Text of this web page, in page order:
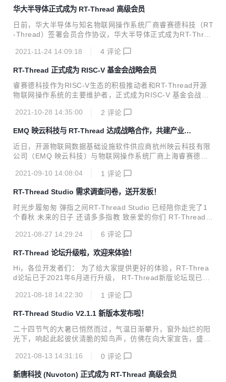
出贡献。
华大半导体正式成为 RT-Thread 高级会员
日前，华大半导体与知名物联网操作系统厂商睿赛德科技（RT
-Thread）签署会员合作协议，华大半导体正式成为RT-Threa
操作系统，深度合作、充分发挥各自优势，在生态建设、RT-
供更具本土化特色的软硬一体产品选择和优质的配套工具支
持。 华大MCU面向物联网、家电、工业、汽车等领域，专注
于核心智能控制芯片的设计，为客户提供“静、动、智、车”4
套系统及解决方案。华大MCU的三大硬核竞争力是极致的超低
2021-11-24 14:09:18 4 评论
RT-Thread 正式成为 RISC-V 基金会战略会员
睿赛德科技作为RISC-V生态的积极推动者和RT-Thread开源
物联网操作系统的主要维护者，正式成为RISC-V 基金会战略
V伙伴一起，共同促进RISC-V生态建设，为全球RISC-V生态
来越多的企业加入RISC-V生态，我们非常高兴看到像RT-Thr
ead这样的开源社区来加入我们，共同推动创新的新时代。RT
-Thread 在物联网领域已经取得了显著的成就及影响力，因此
我们期待RT-Thread来帮助我们进一步加速基于 RISC-V 的物
联网设备的增长。” Calista ...
2021-10-28 14:35:00 2 评论
EMQ 映云科技与 RT-Thread 达成战略合作，共建产业物
联网平台
近日，开源物联网数据基础设施软件供应商杭州映云科技有限
公司（EMQ 映云科技）与物联网操作系统厂商上海睿赛德电
将结合各自技术优势，面向开发者和企业用户在 ICT 、电力能
共建全球化的物联网软件生态。 EMQ 映云科技是一家开源物
联网数据基础设施软件供应商，交付全球领先的开源 MQTT
消息服务器和流处理数据库，提供基于云原生+边缘计算技术
理与分析。 作为目前全球物联网市场广泛应用的 MQTT 消息
2021-09-10 14:08:04 1 评论
RT-Thread Studio 需求调查问卷，送开发板！
时光步履匆匆 弹指之间RT-Thread Studio 已经陪你走完了1
个春秋 未来的日子 还请多多指教 致亲爱的你们 RT-Thread S
Studio 2020年5月29日 我们推出一个阶段性的大版本 RT-Thr
新芯片功能 2021 我们想要更近一步 认识RT-Thread Studio
这么久了 你对他有什么新的期待吗？ 欢迎扫码进入调研问卷
所有提交问卷的小伙伴都可参与我们的开发板抽奖哦 活动需
2021-08-27 14:29:24 6 评论
RT-Thread 论坛升级啦，欢迎来体验！
Hi，各位开发者们： 为了给大家提供更好的体验，RT-Threa
d论坛已于2021年6月进行升级， RT-Thread新版论坛现已上
版 增加社区推荐 增加今日聚焦 增加专家推荐 修改之前的专家
贡献排行 优化热门问答 文章改版 增加优秀图章 增加文章浏览
数显示 更新登录信息保存功能，关闭浏览器再打开可直接登
录。 优化代码展示效果 添加行号显示 添加复制按钮 过长的代
码展示流程图 修复一些功能BUG和安全问题。 感谢大家对
2021-08-18 14:22:30 1 评论
RT-Thread Studio V2.1.1 新版本发布啦！
二十四节气的大暑已悄然而过，气温日渐攀升，窗外灿烂的阳
光下，响起此起彼伏清脆的知鸟声，仿佛在向大家宣告，盛夏
高，更快，更强的目标拼搏着，RT-Thread Studio V2.1.1 新
了一些SDK资源包，其中包括重磅的RT-Thread nano-3.1.5
2021-08-13 14:31:16 0 评论
新唐科技 (Nuvoton) 正式成为 RT-Thread 高级会员